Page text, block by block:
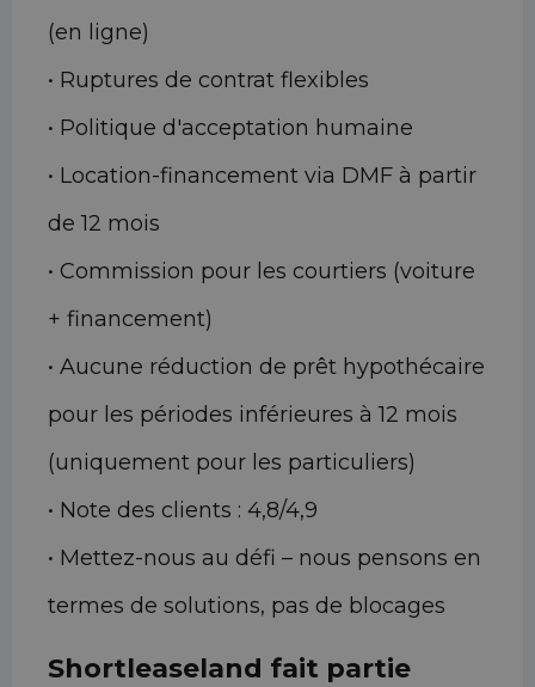
(en ligne)
• Ruptures de contrat flexibles
• Politique d'acceptation humaine
• Location-financement via DMF à partir
de 12 mois
• Commission pour les courtiers (voiture
+ financement)
• Aucune réduction de prêt hypothécaire
pour les périodes inférieures à 12 mois
(uniquement pour les particuliers)
• Note des clients : 4,8/4,9
• Mettez-nous au défi – nous pensons en
termes de solutions, pas de blocages
Shortleaseland fait partie